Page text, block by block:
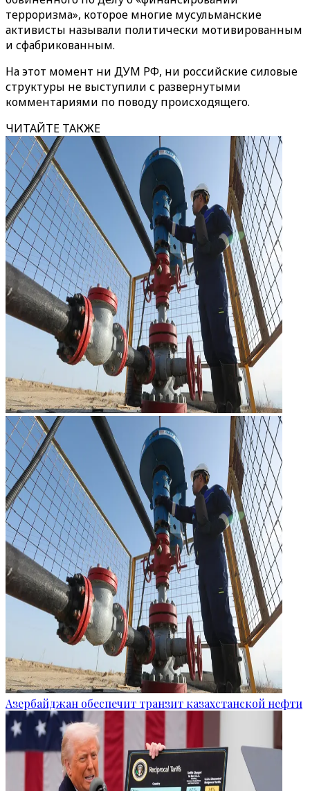
терроризма», которое многие мусульманские
активисты называли политически мотивированным
и сфабрикованным.
На этот момент ни ДУМ РФ, ни российские силовые
структуры не выступили с развернутыми
комментариями по поводу происходящего.
ЧИТАЙТЕ ТАКЖЕ
Азербайджан обеспечит транзит казахстанской нефти